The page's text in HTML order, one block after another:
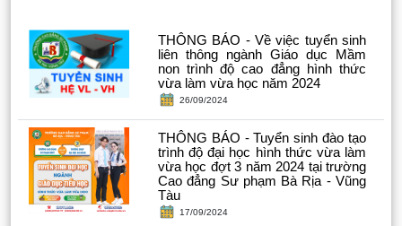
THÔNG BÁO - Về việc tuyển sinh
liên thông ngành Giáo dục Mầm
non trình độ cao đẳng hình thức
vừa làm vừa học năm 2024
26/09/2024
THÔNG BÁO - Tuyển sinh đào tạo
trình độ đại học hình thức vừa làm
vừa học đợt 3 năm 2024 tại trường
Cao đẳng Sư phạm Bà Rịa - Vũng
Tàu
17/09/2024